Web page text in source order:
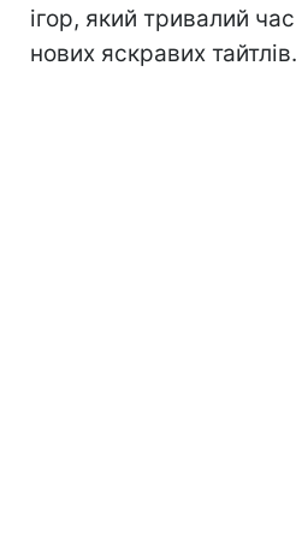
ігор, який тривалий
нових яскравих тайтлів.